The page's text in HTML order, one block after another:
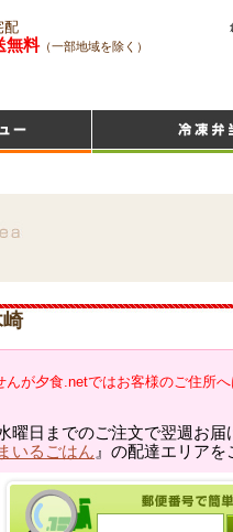
配
無料（一部地域を除く）
が夕食.netではお客様のご住所へ
曜日までのご注文で翌週お届
いるごはん 』の配達エリアを